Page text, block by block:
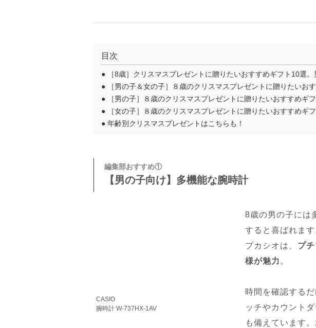
目次
● ［8歳］クリスマスプレゼントに贈りたいおすすめギフト10選
● ［男の子＆女の子］８歳のクリスマスプレゼントに贈りたいお
● ［男の子］８歳のクリスマスプレゼントに贈りたいおすすめギ
● ［女の子］８歳のクリスマスプレゼントに贈りたいおすすめギ
● 年齢別クリスマスプレゼントはこちらも！
編集部おすすめ①
【男の子向け】多機能な腕時計
CASIO
腕時計 W-737HX-1AV
8歳の男の子には
すると喜ばれま
プカシオは、 プ
様が魅力。
時間を確認する
ッチやカウント
も備えています